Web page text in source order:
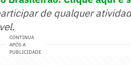
de qualquer
CONTINUA
APÓS A
PUBLICIDADE